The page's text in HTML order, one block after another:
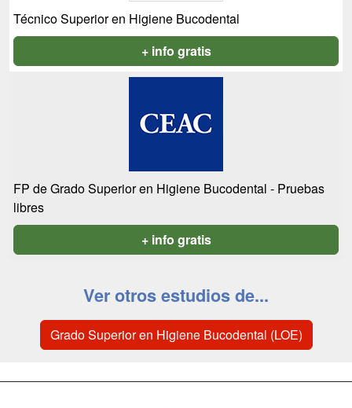
Técnico Superior en Higiene Bucodental
+ info gratis
FP de Grado Superior en Higiene Bucodental - Pruebas
libres
+ info gratis
Ver otros estudios de...
Grado Superior en Higiene Bucodental (LOE)